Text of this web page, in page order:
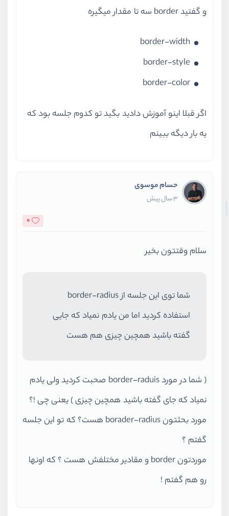
و گفتید border سه تا مقدار میگیره
border-width
border-style
border-color
اگر قبلا اینو آموزش دادید بگید تو کدوم جلسه بود که
یه بار دیگه ببینم
حسام موسوی
3 سال پیش
0
سلام وقتتون بخیر
شما توی این جلسه از border-radius
استفاده کردید اما من یادم نمیاد که جایی
گفته باشید همچین چیزی هم هست
( شما در مورد border-raduis صحبت کردید ولی یادم
نمیاد که جای گفته باشید همچین چیزی ) یعنی چی !؟
مورد بحثتون borader-radius هست؟‌ که تو این جلسه
گفتم ؟
موردتون border و مقادیر مختلفش هست ؟ که اونها
رو هم گفتم !